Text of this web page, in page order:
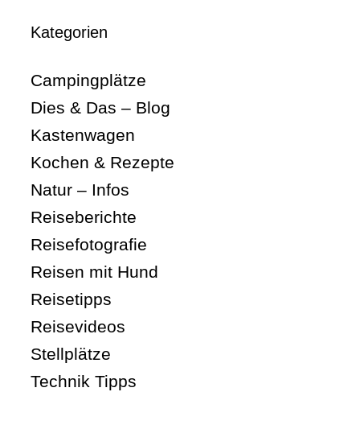
Kategorien
Campingplätze
Dies & Das – Blog
Kastenwagen
Kochen & Rezepte
Natur – Infos
Reiseberichte
Reisefotografie
Reisen mit Hund
Reisetipps
Reisevideos
Stellplätze
Technik Tipps